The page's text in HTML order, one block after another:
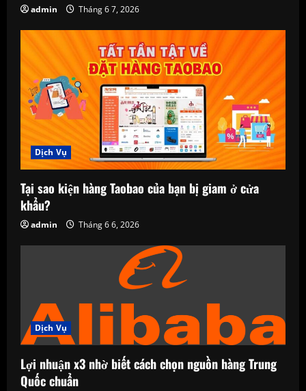
admin Tháng 6 7, 2026
Dịch Vụ
Tại sao kiện hàng Taobao của bạn bị giam ở cửa
khẩu?
admin Tháng 6 6, 2026
Dịch Vụ
Lợi nhuận x3 nhờ biết cách chọn nguồn hàng Trung
Quốc chuẩn